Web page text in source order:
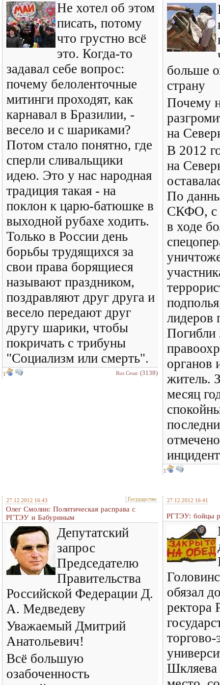
Не хотел об этом
писать, потому
что грустно всё
это. Когда-то
задавал себе вопрос:
почему белоленточные
митинги проходят, как
карнавал в Бразилии, -
весело и с шариками?
Потом стало понятно, где
сперли сливальщики
идею. Это у нас народная
традиция такая - на
поклон к царю-батюшке в
выходной рубахе ходить.
Только в России день
борьбы трудящихся за
свои права борящиеся
называют праздником,
поздравляют друг друга и
весело передают друг
другу шарики, чтобы
покричать с трибуны
"Социализм или смерть".
1 Rus Cesar (3138)
больше
страну
Почему
на
В 2012
на
По
СКФО, с
в ходе
лидеров
Погибли
органов
житель.
месяц
1
27.12.2012 16:43 Государство
Олег Смолин: Политическая расправа с
РГТЭУ и Бабуриным
Депутатский
запрос
Председателю
Правительства
Российской Федерации Д.
А. Медведеву
Уважаемый Дмитрий
Анатольевич!
Всё большую
озабоченность
27.12.2012 16:41
РГТЭУ: бойцы
обязал
ректора
торгово-
Шкляева